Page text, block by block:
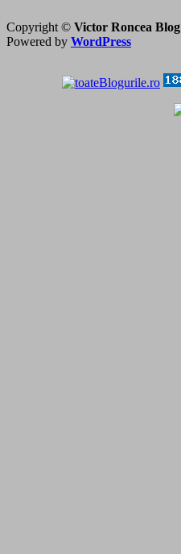
Copyright © Victor Roncea Blog
Powered by WordPress